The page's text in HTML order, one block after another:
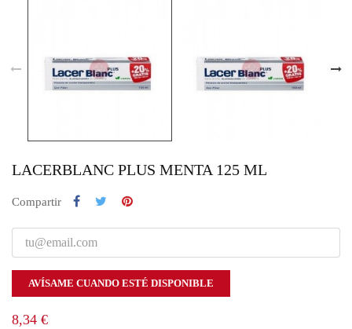
LACERBLANC PLUS MENTA 125 ML
Compartir
AVÍSAME CUANDO ESTÉ DISPONIBLE
8,34 €